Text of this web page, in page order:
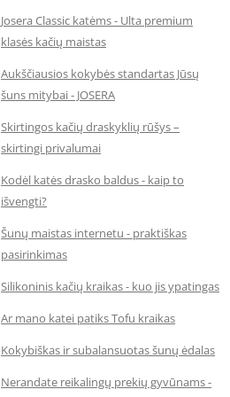
Josera Classic katėms - Ulta premium
klasės kačių maistas
Aukščiausios kokybės standartas Jūsų
šuns mitybai - JOSERA
Skirtingos kačių draskyklių rūšys –
skirtingi privalumai
Kodėl katės drasko baldus - kaip to
išvengti?
Šunų maistas internetu - praktiškas
pasirinkimas
Silikoninis kačių kraikas - kuo jis ypatingas
Ar mano katei patiks Tofu kraikas
Kokybiškas ir subalansuotas šunų ėdalas
Nerandate reikalingų prekių gyvūnams -